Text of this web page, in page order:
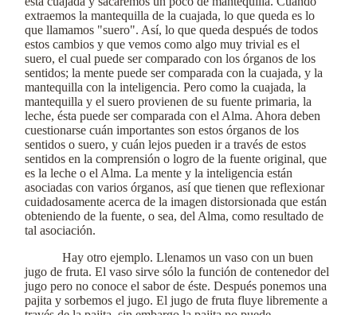
extraemos la mantequilla de la cuajada, lo que queda es lo
que llamamos "suero". Así, lo que queda después de todos
estos cambios y que vemos como algo muy trivial es el
suero, el cual puede ser comparado con los órganos de los
sentidos; la mente puede ser comparada con la cuajada, y la
mantequilla con la inteligencia. Pero como la cuajada, la
mantequilla y el suero provienen de su fuente primaria, la
leche, ésta puede ser comparada con el Alma. Ahora deben
cuestionarse cuán importantes son estos órganos de los
sentidos o suero, y cuán lejos pueden ir a través de estos
sentidos en la comprensión o logro de la fuente original, que
es la leche o el Alma. La mente y la inteligencia están
asociadas con varios órganos, así que tienen que reflexionar
cuidadosamente acerca de la imagen distorsionada que están
obteniendo de la fuente, o sea, del Alma, como resultado de
tal asociación.
Hay otro ejemplo. Llenamos un vaso con un buen
jugo de fruta. El vaso sirve sólo la función de contenedor del
jugo pero no conoce el sabor de éste. Después ponemos una
pajita y sorbemos el jugo. El jugo de fruta fluye libremente a